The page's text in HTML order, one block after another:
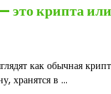
это крипта
как обычная
хранятся в ...